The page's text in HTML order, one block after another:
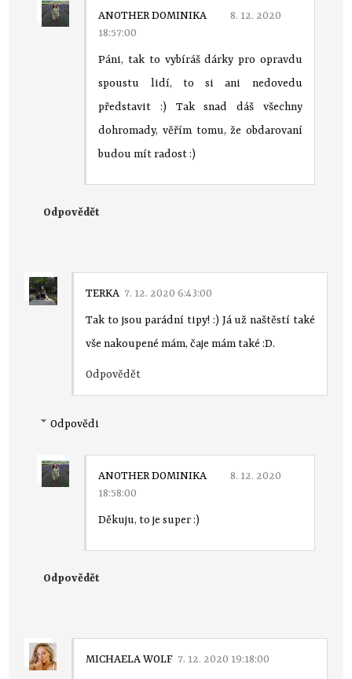
ANOTHER DOMINIKA
8. 12. 2020
18:57:00
Páni, tak to vybíráš dárky pro opravdu
spoustu lidí, to si ani nedovedu
představit :) Tak snad dáš všechny
dohromady, věřím tomu, že obdarovaní
budou mít radost :)
Odpovědět
TERKA 7. 12. 2020 6:43:00
Tak to jsou parádní tipy! :) Já už naštěstí také
vše nakoupené mám, čaje mám také :D.
Odpovědět
Odpovědi
ANOTHER DOMINIKA
8. 12. 2020
18:58:00
Děkuju, to je super :)
Odpovědět
MICHAELA WOLF 7. 12. 2020 19:18:00